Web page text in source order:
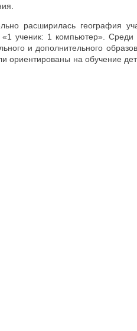
расширилась география
«1 ученик: 1 компьютер».
и дополнительного
ориентированы на обучение